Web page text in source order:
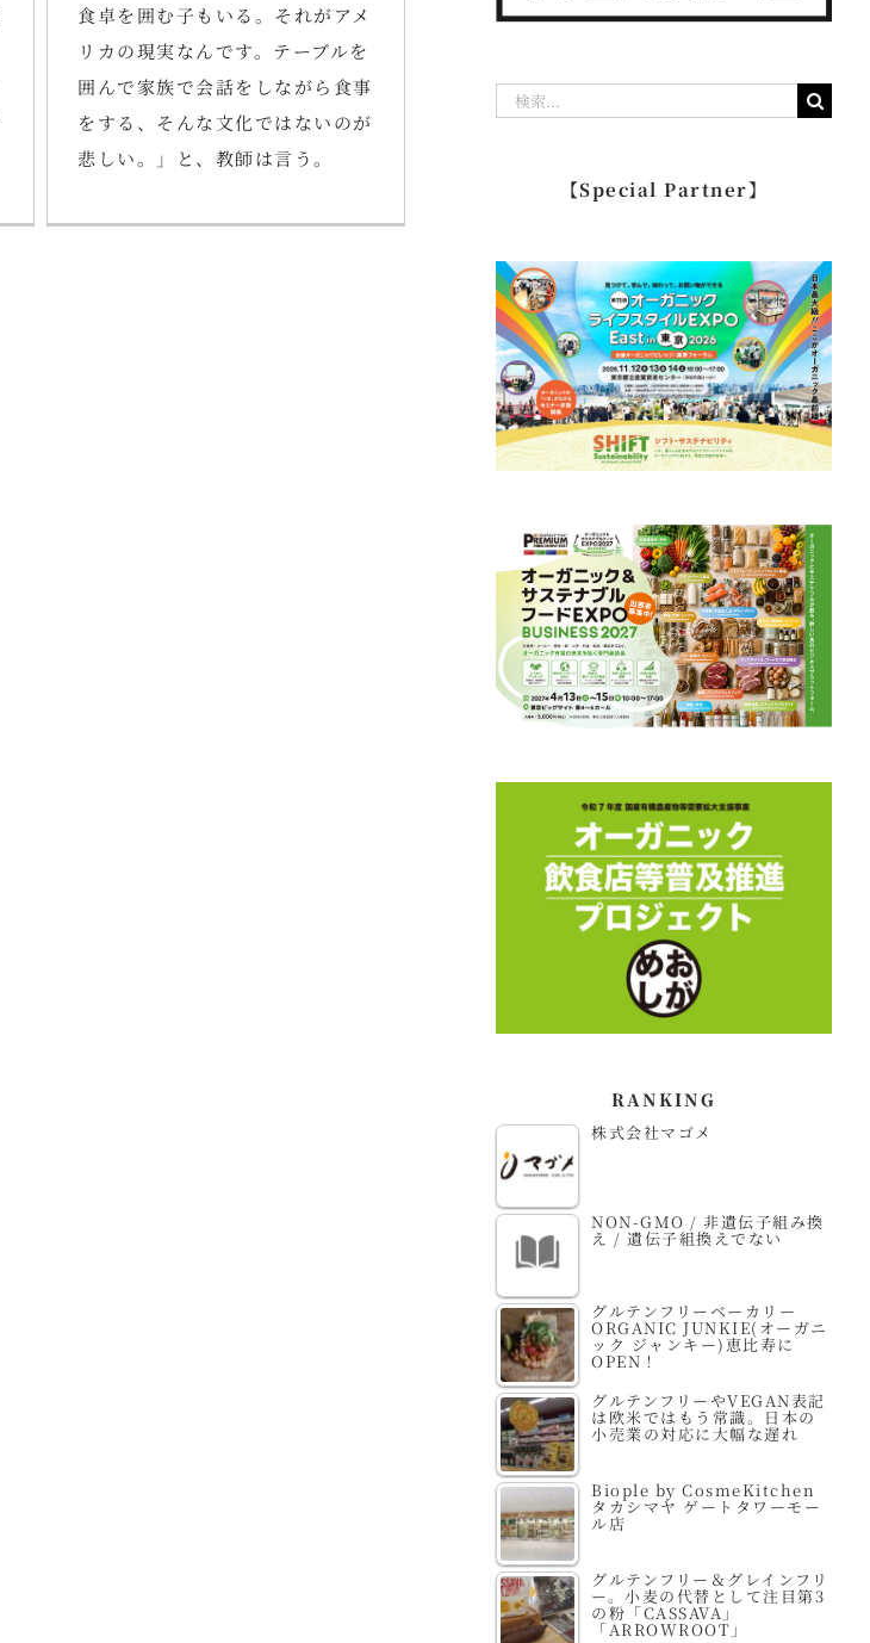
食卓を囲む子もいる。それがアメ
リカの現実なんです。テーブルを
囲んで家族で会話をしながら食事
をする、そんな文化ではないのが
悲しい。」と、教師は言う。
【Special Partner】
RANKING
株式会社マゴメ
NON-GMO / 非遺伝子組み換
え / 遺伝子組換えでない
グルテンフリーベーカリー
ORGANIC JUNKIE(オーガニ
ック ジャンキー)恵比寿に
OPEN！
グルテンフリーやVEGAN表記
は欧米ではもう常識。日本の
小売業の対応に大幅な遅れ
Biople by CosmeKitchen
タカシマヤ ゲートタワーモー
ル店
グルテンフリー＆グレインフリ
ー。小麦の代替として注目第3
の粉「CASSAVA」
「ARROWROOT」